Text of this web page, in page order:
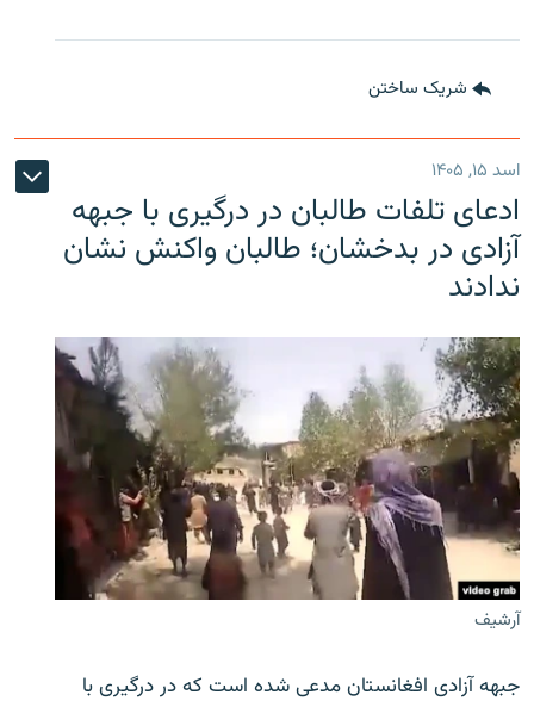
شریک ساختن
اسد ۱۵, ۱۴۰۵
ادعای تلفات طالبان در درگیری با جبهه
آزادی در بدخشان؛ طالبان واکنش نشان
ندادند
آرشیف
جبهه آزادی افغانستان مدعی شده است که در درگیری با